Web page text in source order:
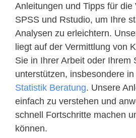
Anleitungen und Tipps für die
SPSS und Rstudio, um Ihre
Analysen zu erleichtern.
liegt auf der Vermittlung von
Sie in Ihrer Arbeit oder Ihrem
unterstützen, insbesondere
Statistik Beratung. Unsere
einfach zu verstehen und
schnell Fortschritte machen
können.